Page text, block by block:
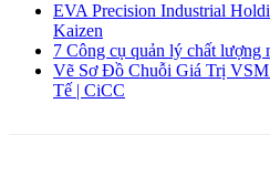
EVA Precision Industrial
Kaizen
7 Công cụ quản lý chất lượng
Vẽ Sơ Đồ Chuỗi Giá Trị VSM
Tế | CiCC